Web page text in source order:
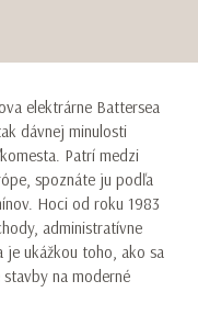
elektrárne Battersea
dávnej minulosti
Patrí medzi
spoznáte ju podľa
Hoci od roku 1983
administratívne
ukážkou toho, ako sa
na moderné